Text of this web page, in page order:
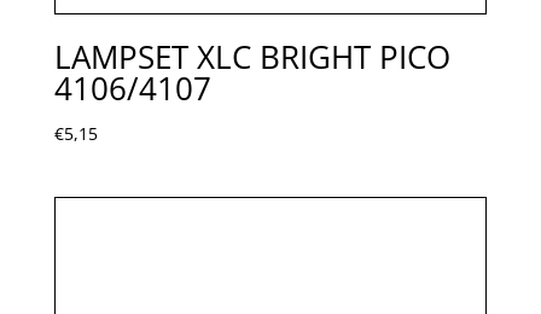
LAMPSET XLC BRIGHT PICO
4106/4107
€5,15